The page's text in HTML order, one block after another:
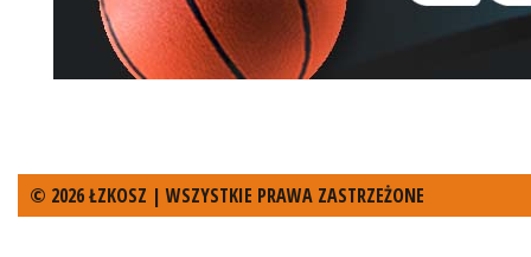
© 2026 ŁZKOSZ | WSZYSTKIE PRAWA ZASTRZEŻONE